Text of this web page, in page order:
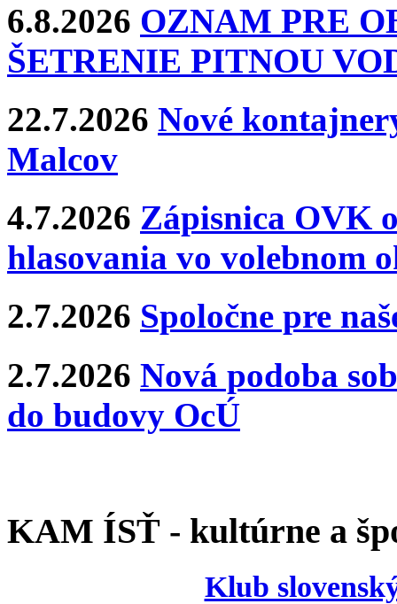
6.8.2026 OZNAM PRE
ŠETRENIE PITNOU
22.7.2026 Nové
Malcov
4.7.2026 Zápisnica OVK
hlasovania vo volebnom
2.7.2026 Spoločne pre
2.7.2026 Nová podoba
do budovy OcÚ
KAM ÍSŤ - kultúrne a
Klub